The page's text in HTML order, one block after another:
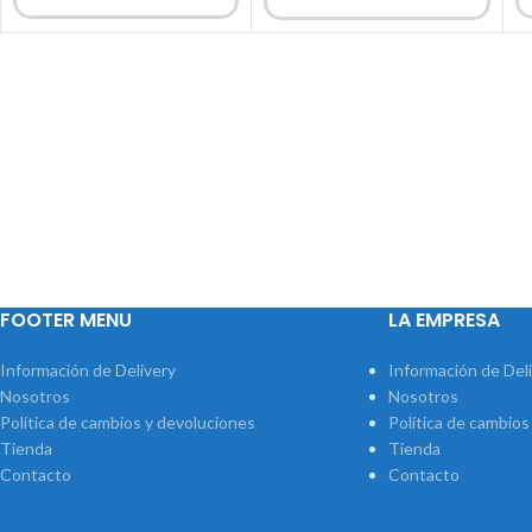
FOOTER MENU
Información de Delivery
Nosotros
Política de cambios y devoluciones
Tienda
Contacto
LA EMPRESA
Información de
Nosotros
Política de
Tienda
Contacto